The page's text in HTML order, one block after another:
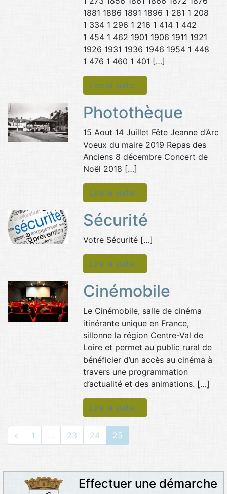
1881 1886 1891 1896 1 281 1 208
1 334 1 296 1 216 1 414 1 442
1 454 1 462 1901 1906 1911 1921
1926 1931 1936 1946 1954 1 448
1 476 1 460 1 401 […]
Lire la suite…
Photothèque
15 Aout 14 Juillet Fête Jeanne d’Arc
Voeux du maire 2019 Repas des
Anciens 8 décembre Concert de
Noël 2018 […]
Lire la suite…
Sécurité
Votre Sécurité […]
Lire la suite…
Cinémobile
Le Cinémobile, salle de cinéma
itinérante unique en France,
sillonne la région Centre-Val de
Loire et permet au public rural de
bénéficier d’un accès au cinéma à
travers une programmation
d’actualité et des animations. […]
Lire la suite…
« 1 … 23 24 25
Effectuer une démarche